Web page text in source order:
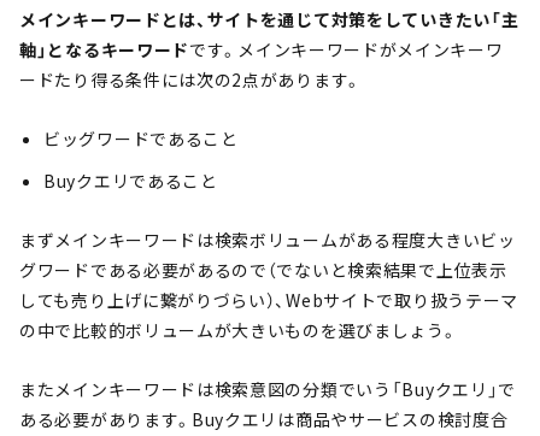
メインキーワードとは、サイトを通じて対策をしていきたい「主
軸」となるキーワードです。メインキーワードがメインキーワ
ードたり得る条件には次の2点があります。
ビッグワードであること
Buyクエリであること
まずメインキーワードは検索ボリュームがある程度大きいビッ
グワードである必要があるので（でないと検索結果で上位表示
しても売り上げに繋がりづらい）、Webサイトで取り扱うテーマ
の中で比較的ボリュームが大きいものを選びましょう。
またメインキーワードは検索意図の分類でいう「Buyクエリ」で
ある必要があります。Buyクエリは商品やサービスの検討度合